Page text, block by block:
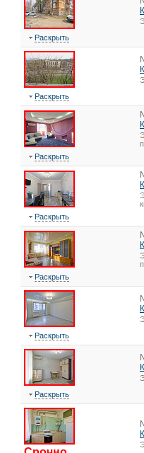
Раскрыть
Раскрыть
Раскрыть
Раскрыть
Раскрыть
Раскрыть
Раскрыть